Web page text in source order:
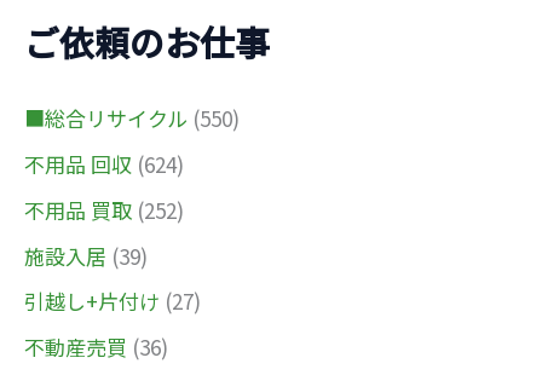
ご依頼のお仕事
■総合リサイクル (550)
不用品 回収 (624)
不用品 買取 (252)
施設入居 (39)
引越し+片付け (27)
不動産売買 (36)